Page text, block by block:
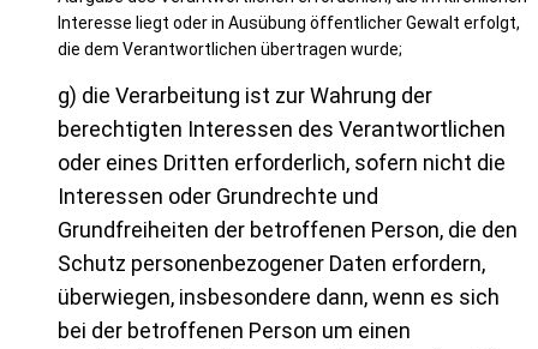
Interesse liegt oder in Ausübung öffentlicher Gewalt erfolgt,
die dem Verantwortlichen übertragen wurde;
g) die Verarbeitung ist zur Wahrung der
berechtigten Interessen des Verantwortlichen
oder eines Dritten erforderlich, sofern nicht die
Interessen oder Grundrechte und
Grundfreiheiten der betroffenen Person, die den
Schutz personenbezogener Daten erfordern,
überwiegen, insbesondere dann, wenn es sich
bei der betroffenen Person um einen